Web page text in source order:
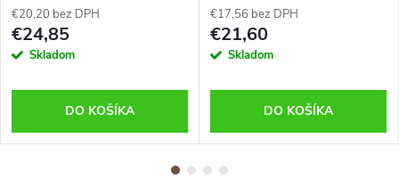
€20,20 bez DPH
€24,85
Skladom
DO KOŠÍKA
€17,56 bez DPH
€21,60
Skladom
DO KOŠÍKA